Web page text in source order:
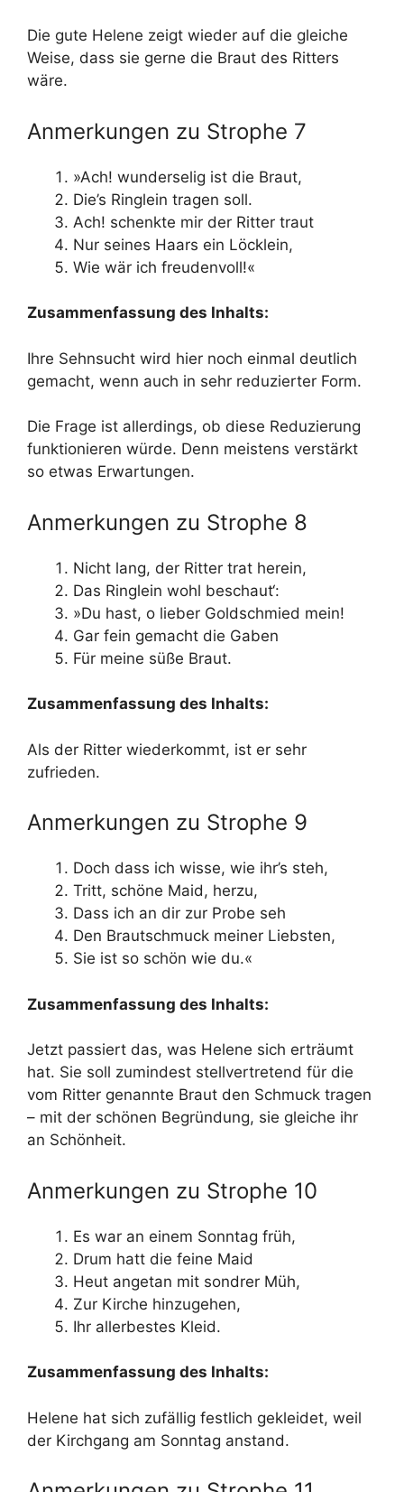
Die gute Helene zeigt wieder auf die gleiche
Weise, dass sie gerne die Braut des Ritters
wäre.
Anmerkungen zu Strophe 7
»Ach! wunderselig ist die Braut,
Die’s Ringlein tragen soll.
Ach! schenkte mir der Ritter traut
Nur seines Haars ein Löcklein,
Wie wär ich freudenvoll!«
Zusammenfassung des Inhalts:
Ihre Sehnsucht wird hier noch einmal deutlich
gemacht, wenn auch in sehr reduzierter Form.
Die Frage ist allerdings, ob diese Reduzierung
funktionieren würde. Denn meistens verstärkt
so etwas Erwartungen.
Anmerkungen zu Strophe 8
Nicht lang, der Ritter trat herein,
Das Ringlein wohl beschaut‘:
»Du hast, o lieber Goldschmied mein!
Gar fein gemacht die Gaben
Für meine süße Braut.
Zusammenfassung des Inhalts:
Als der Ritter wiederkommt, ist er sehr
zufrieden.
Anmerkungen zu Strophe 9
Doch dass ich wisse, wie ihr’s steh,
Tritt, schöne Maid, herzu,
Dass ich an dir zur Probe seh
Den Brautschmuck meiner Liebsten,
Sie ist so schön wie du.«
Zusammenfassung des Inhalts:
Jetzt passiert das, was Helene sich erträumt
hat. Sie soll zumindest stellvertretend für die
vom Ritter genannte Braut den Schmuck tragen
– mit der schönen Begründung, sie gleiche ihr
an Schönheit.
Anmerkungen zu Strophe 10
Es war an einem Sonntag früh,
Drum hatt die feine Maid
Heut angetan mit sondrer Müh,
Zur Kirche hinzugehen,
Ihr allerbestes Kleid.
Zusammenfassung des Inhalts:
Helene hat sich zufällig festlich gekleidet, weil
der Kirchgang am Sonntag anstand.